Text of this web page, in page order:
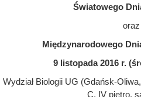
Światowego
oraz
Międzynarodowego
9 listopada 2016 r.
Wydział Biologii UG (Gdańsk-
C, IV piętro,